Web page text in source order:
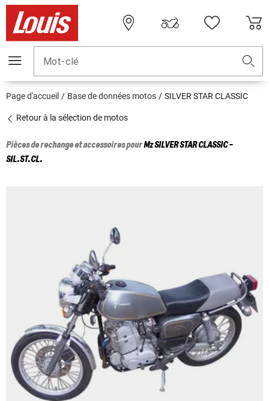
Mot-clé
Page d'accueil Base de données motos SILVER STAR CLASSIC
Retour à la sélection de motos
Pièces de rechange et accessoires pourMzSILVER STAR CLASSIC -
SIL.ST.CL.